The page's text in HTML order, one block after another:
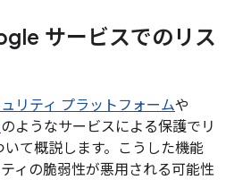
サービスでのリス
リティ プラットフォームや
のようなサービスによる保護でリ
て概説します。こうした機能
ィの脆弱性が悪用される可能性